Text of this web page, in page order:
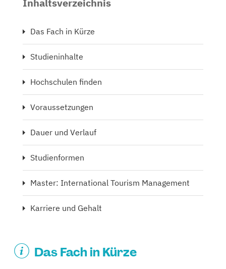
Inhaltsverzeichnis
Das Fach in Kürze
Studieninhalte
Hochschulen finden
Voraussetzungen
Dauer und Verlauf
Studienformen
Master: International Tourism Management
Karriere und Gehalt
Das Fach in Kürze